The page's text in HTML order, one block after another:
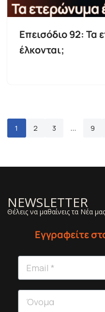
Επεισόδιο 92: Τα
έλκονται;
1 2 3 … 9
NEWSLETTER
Θέλεις να μαθαίνεις τα Νέα
Εγγραφείτε